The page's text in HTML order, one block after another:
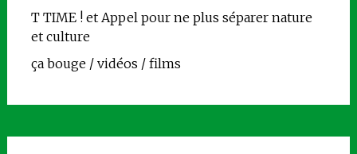
T TIME ! et Appel pour ne plus séparer nature
et culture
ça bouge / vidéos / films